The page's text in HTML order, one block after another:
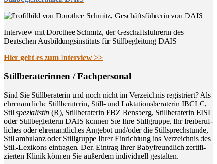
Interview mit Dorothee Schmitz, der Geschäftsführerin des
Deutschen Ausbildungsinstituts für Stillbegleitung DAIS
Hier geht es zum Interview >>
Still­be­ra­te­rin­nen / Fachpersonal
Sind Sie Still­be­ra­te­rin und noch nicht im Ver­zeich­nis regis­triert? Als
ehren­amt­li­che Still­be­ra­te­rin, Still- und Lak­ta­ti­ons­be­ra­te­rin IBCLC,
Stillspe­zia­lis­tin (R), Still­be­ra­te­rin FBZ Bens­berg, Still­be­ra­te­rin EISL
oder Still­be­glei­te­rin DAIS kön­nen Sie Ihre Still­grup­pe, Ihr frei­be­ruf­
li­ches oder ehren­amt­li­ches Ange­bot und/oder die Still­sprech­stun­de,
Still­am­bu­lanz oder Still­grup­pe Ihrer Ein­rich­tung ins Ver­zeich­nis des
Still-Lexi­kons ein­tra­gen. Den Ein­trag Ihrer Baby­freund­lich zer­ti­fi­
zier­ten Kli­nik kön­nen Sie außer­dem indi­vi­du­ell gestalten.